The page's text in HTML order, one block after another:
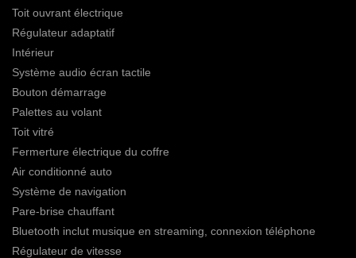
Toit ouvrant électrique
Régulateur adaptatif
Intérieur
Système audio écran tactile
Bouton démarrage
Palettes au volant
Toit vitré
Fermerture électrique du coffre
Air conditionné auto
Système de navigation
Pare-brise chauffant
Bluetooth inclut musique en streaming, connexion téléphone
Régulateur de vitesse